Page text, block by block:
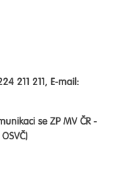
211 211, E-mail:
se ZP MV ČR -